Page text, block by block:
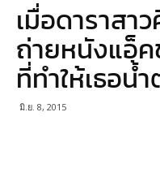
เมื่อดาราสา
ถ่ายหนังแอ็
ที่ทำให้เธอน้
มิ.ย. 8, 2015